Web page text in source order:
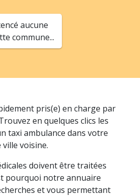
aucune
commune...
pris(e) en charge par
en quelques clics les
taxi ambulance dans votre
voisine.
doivent être traitées
pourquoi notre annuaire
et vous permettant